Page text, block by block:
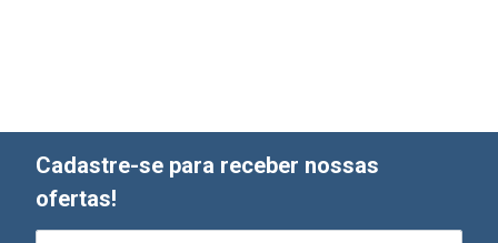
Cadastre-se para receber nossas
ofertas!